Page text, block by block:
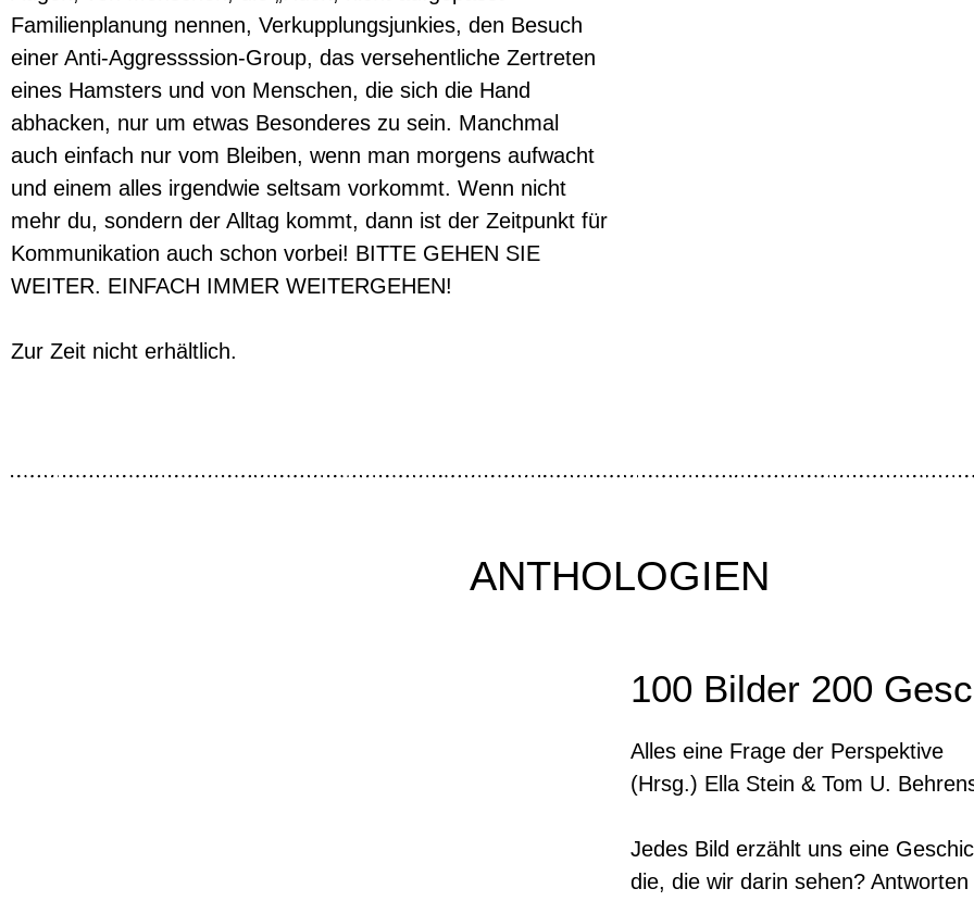
Familienplanung nennen, Verkupplungsjunkies, den Besuch
einer Anti-Aggressssion-Group, das versehentliche Zertreten
eines Hamsters und von Menschen, die sich die Hand
abhacken, nur um etwas Besonderes zu sein. Manchmal
auch einfach nur vom Bleiben, wenn man morgens aufwacht
und einem alles irgendwie seltsam vorkommt. Wenn nicht
mehr du, sondern der Alltag kommt, dann ist der Zeitpunkt für
Kommunikation auch schon vorbei! BITTE GEHEN SIE
WEITER. EINFACH IMMER WEITERGEHEN!
Zur Zeit nicht erhältlich.
ANTHOLOGIEN
100 Bilder 200
Alles eine Frage der Perspektive
(Hrsg.) Ella Stein & Tom U.
Jedes Bild erzählt uns eine
die, die wir darin sehen?